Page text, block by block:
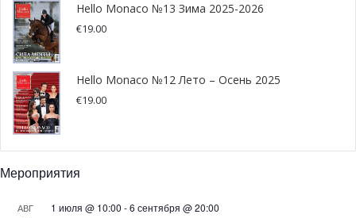
маленьком государстве, где все знают друг друга,
вводить санкции против уважаемых специалистов
оказалось особенно трудно.
Когда страна не демонстрирует необходимую
статистику по применению санкций, ее считают не
соответствующей стандартам. Именно это и случилось.
предстоящей проверки MONEYVAL — и у нас оставалось
Hello Monaco №13 Зима 2025-2026
€19.00
Hello Monaco №12 Лето – Осень 2025
€19.00
Мероприятия
АВГ 1 июля @ 10:00 -6 сентября @ 20:00